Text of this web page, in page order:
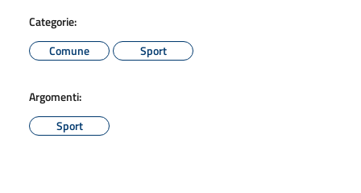
Categorie:
Comune
Sport
Argomenti:
Sport